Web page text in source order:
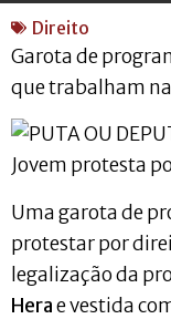
Direito
Garota de
que trabalham
Jovem protesta
Uma garota de
protestar por
legalização da
Herae vestida